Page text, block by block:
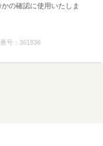
の確認に使用いたしま
号： 361836